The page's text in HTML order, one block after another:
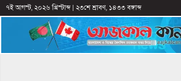
৭ই আগস্ট, ২০২৬ খ্রিস্টাব্দ| ২৩শে শ্রাবণ, ১৪৩৩ বঙ্গাব্দ